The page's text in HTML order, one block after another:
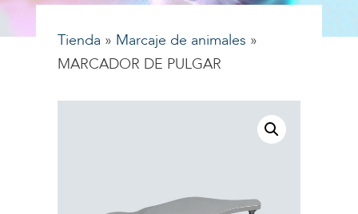
Tienda » Marcaje de animales »
MARCADOR DE PULGAR